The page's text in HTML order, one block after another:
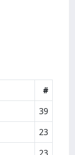
#
39
23